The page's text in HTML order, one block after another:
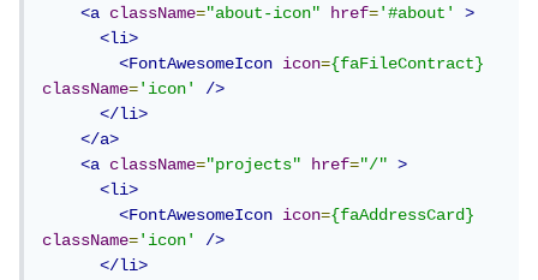
<a
className="about-icon" href='#about'
>
<li>
<FontAwesomeIcon
icon={faFileContract}
className='icon'
/>
</li>
</a>
<a
className="projects" href="/"
>
<li>
<FontAwesomeIcon
icon={faAddressCard}
className='icon'
/>
</li>